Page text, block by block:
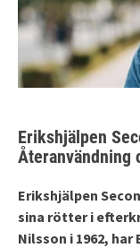
Erikshjälpen
Återanvändning
Erikshjälpen
sina rötter i
Nilsson i 1962,